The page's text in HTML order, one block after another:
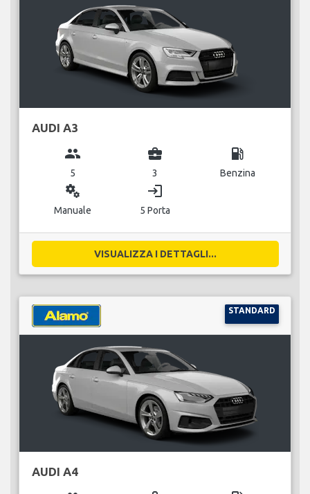
AUDI A3
group
5
business_center
3
local_gas_station
Benzina
miscellaneous_services
Manuale
login
5 Porta
VISUALIZZA I DETTAGLI...
STANDARD
AUDI A4